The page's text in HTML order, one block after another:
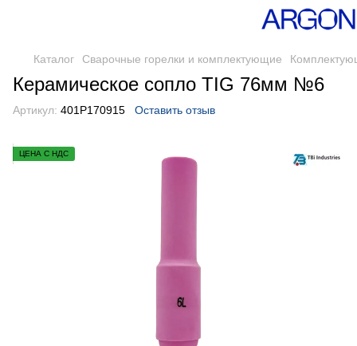
Каталог Сварочные горелки и комплектующие
Керамическое сопло TIG 76мм №6
Артикул: 401P170915 Оставить отзыв
ЦЕНА С НДС